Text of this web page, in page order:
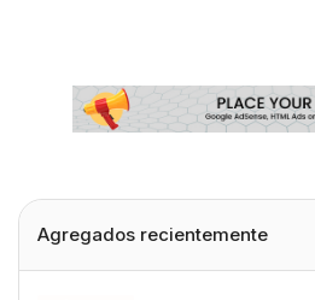
Agregados recientemente